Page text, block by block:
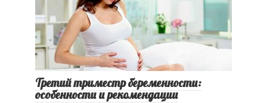
Третий триместр беременности:
особенности и рекомендации